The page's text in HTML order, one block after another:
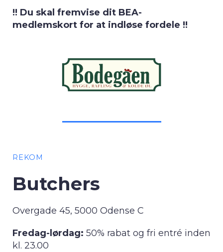
!! Du skal fremvise dit BEA-
medlemskort for at indløse fordele !!
REKOM
Butchers
Overgade 45, 5000 Odense C
Fredag-lørdag: 50% rabat og fri entré inden
kl. 23.00